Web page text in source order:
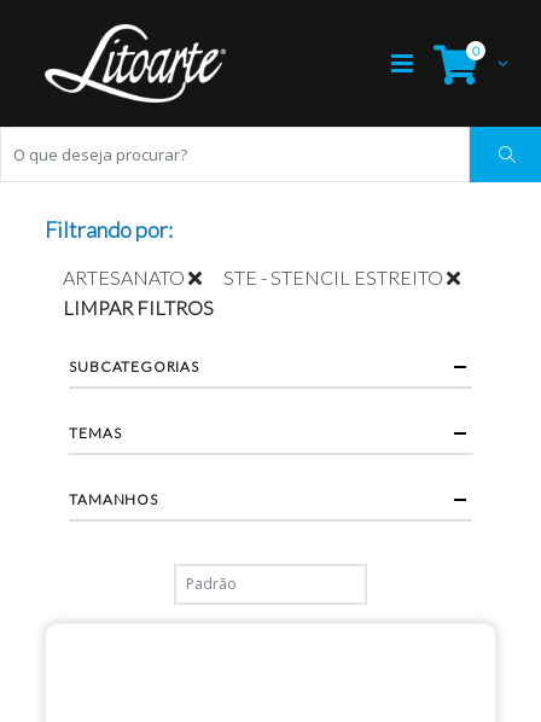
0
Filtrando por:
ARTESANATO
STE - STENCIL ESTREITO
LIMPAR FILTROS
SUBCATEGORIAS
TEMAS
TAMANHOS